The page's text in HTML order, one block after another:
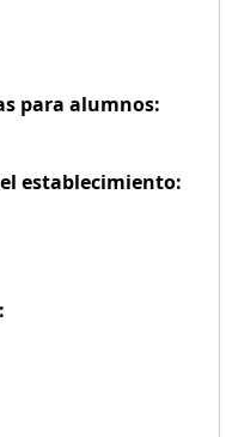
para alumnos:
establecimiento: